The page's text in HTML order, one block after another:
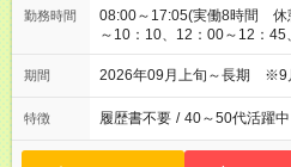
勤務時間
08:00～17:05(実働8時間 休
～10：10、12：00～12：45
期間 2026年09月上旬～長期 ※9
特徴 履歴書不要 / 40～50代活躍中